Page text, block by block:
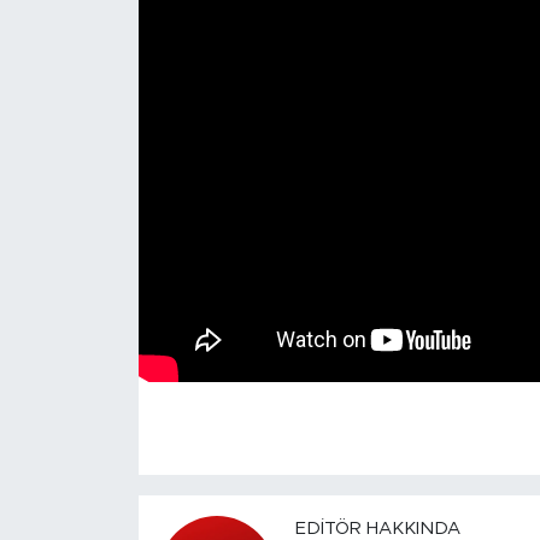
EDITÖR HAKKINDA